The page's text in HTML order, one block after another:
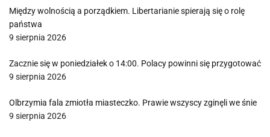
Między wolnością a porządkiem. Libertarianie spierają się o rolę
państwa
9 sierpnia 2026
Zacznie się w poniedziałek o 14:00. Polacy powinni się przygotować
9 sierpnia 2026
Olbrzymia fala zmiotła miasteczko. Prawie wszyscy zginęli we śnie
9 sierpnia 2026